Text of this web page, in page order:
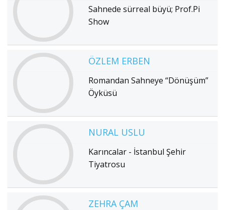
Sahnede sürreal büyü; Prof.Pi
Show
ÖZLEM ERBEN
Romandan Sahneye “Dönüşüm”
Öyküsü
NURAL USLU
Karıncalar - İstanbul Şehir
Tiyatrosu
ZEHRA ÇAM